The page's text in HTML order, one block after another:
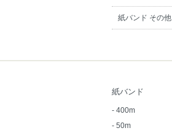
紙バンド その他
紙バンド
- 400m
- 50m